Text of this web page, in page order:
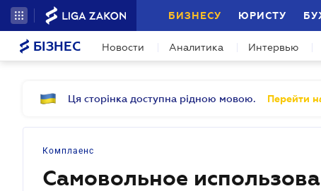
БИЗНЕСУ ЮРИСТУ
БІЗНЕС Новости Аналитика Интервью
Ця сторінка доступна рідною мовою. Перейти
Комплаенс
Самовольное